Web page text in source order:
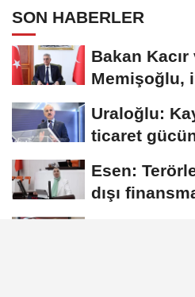
SON HABERLER
Bakan
Memişoğlu,
Uraloğlu:
ticaret
Esen:
dışı